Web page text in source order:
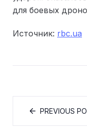
для боевых
Источник: rbc.ua
PREVIOUS